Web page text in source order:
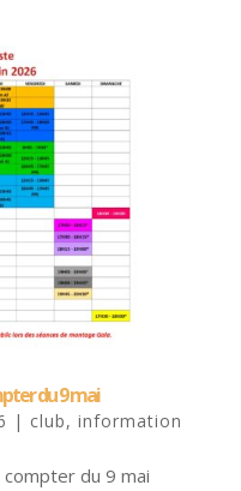
du 9 mai
| club, information
compter du 9 mai